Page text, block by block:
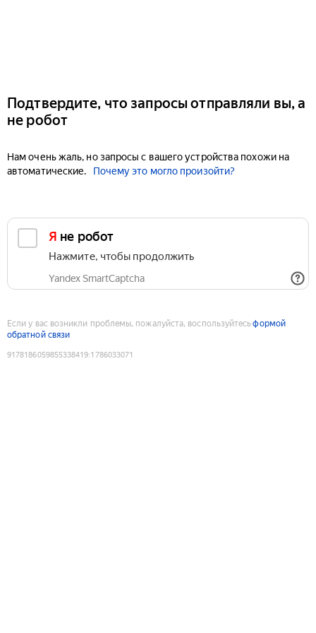
Подтвердите, что запросы отправляли вы, а
не робот
Нам очень жаль, но запросы с вашего устройства похожи на
автоматические.
Почему это могло произойти?
Я не робот
Нажмите, чтобы продолжить
Yandex SmartCaptcha
Если у вас возникли проблемы, пожалуйста, воспользуйтесьформой
обратной связи
9178186059855338419:1786033071